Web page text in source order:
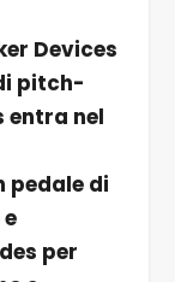
Devices
pitch-
entra nel
pedale di
per